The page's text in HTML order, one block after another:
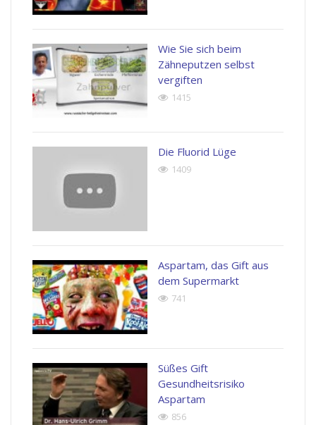
Wie Sie sich beim
Zähneputzen selbst
vergiften
1415
Die Fluorid Lüge
1409
Aspartam, das Gift aus
dem Supermarkt
741
Süßes Gift
Gesundheitsrisiko
Aspartam
856